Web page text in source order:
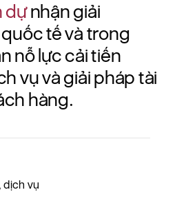
dự nhận giải
tế và trong
nỗ lực cải tiến
vụ và giải pháp tài
hàng.
dịch vụ